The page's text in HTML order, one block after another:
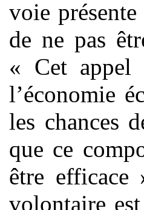
voie
de ne pas
« Cet
l’économie
les chances
que ce
être
volontaire